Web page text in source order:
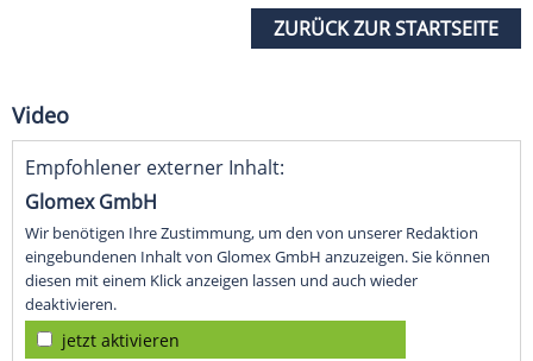
ZURÜCK ZUR STARTSEITE
Video
Empfohlener externer Inhalt:
Glomex GmbH
Wir benötigen Ihre Zustimmung, um den von unserer Redaktion
eingebundenen Inhalt von Glomex GmbH anzuzeigen. Sie können
diesen mit einem Klick anzeigen lassen und auch wieder
deaktivieren.
jetzt aktivieren